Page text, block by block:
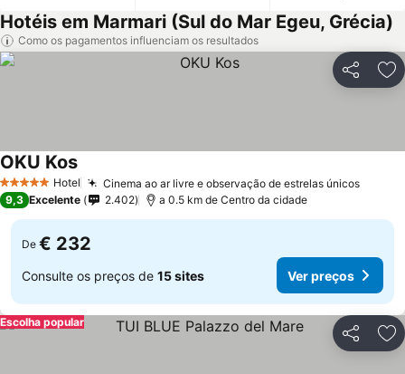
Hotéis em Marmari (Sul do Mar Egeu, Grécia)
Como os pagamentos influenciam os resultados
Partilhar
5 Estrelas Hotel Cinema ao ar livre e observação de estrelas únicosVer
OKU KosVer preços
9,3 Excelente 2.402 a 0.5 km de Centro da cidade
De € 232
Consulte os preços de 15 sites Ver preços
Partilhar
Escolha popular